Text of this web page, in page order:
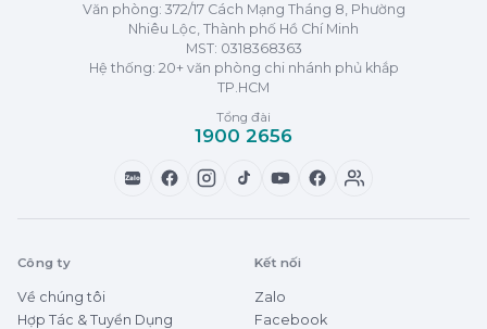
Văn phòng: 372/17 Cách Mạng Tháng 8, Phường
Nhiêu Lộc, Thành phố Hồ Chí Minh
MST: 0318368363
Hệ thống: 20+ văn phòng chi nhánh phủ khắp
TP.HCM
Tổng đài
1900 2656
Zalo
Công ty
Về chúng tôi
Hợp Tác & Tuyển Dụng
Kết nối
Zalo
Facebook